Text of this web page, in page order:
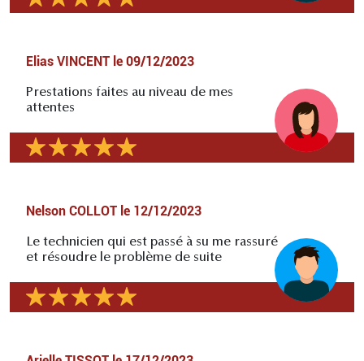
Elias VINCENT le 09/12/2023
Prestations faites au niveau de mes
attentes
Nelson COLLOT le 12/12/2023
Le technicien qui est passé à su me rassuré
et résoudre le problème de suite